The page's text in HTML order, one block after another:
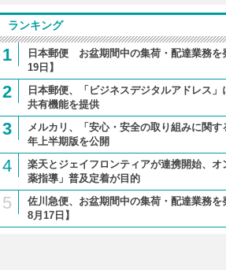
ランキング
1
日本郵便 お盆期間中の集荷・配達業務を
19日】
2
日本郵便、「ビジネスデジタルアドレス」
共有機能を提供
3
メルカリ、「安心・安全の取り組みに関
年上半期版を公開
4
楽天とジェイフロンティアが連携開始、
薬指導」普及定着が目的
5
佐川急便、お盆期間中の集荷・配達業務
8月17日】